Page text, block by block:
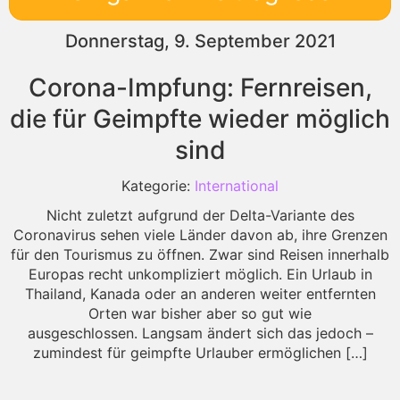
Donnerstag, 9. September 2021
Corona-Impfung: Fernreisen,
die für Geimpfte wieder möglich
sind
Kategorie: International
Nicht zuletzt aufgrund der Delta-Variante des
Coronavirus sehen viele Länder davon ab, ihre Grenzen
für den Tourismus zu öffnen. Zwar sind Reisen innerhalb
Europas recht unkompliziert möglich. Ein Urlaub in
Thailand, Kanada oder an anderen weiter entfernten
Orten war bisher aber so gut wie
ausgeschlossen. Langsam ändert sich das jedoch –
zumindest für geimpfte Urlauber ermöglichen […]